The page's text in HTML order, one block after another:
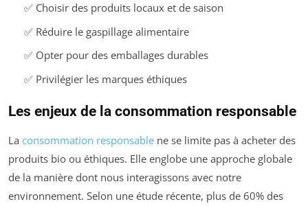
✅ Choisir des produits locaux et de saison
✅ Réduire le gaspillage alimentaire
✅ Opter pour des emballages durables
✅ Privilégier les marques éthiques
Les enjeux de la consommation responsable
La consommation responsable ne se limite pas à acheter des
produits bio ou éthiques. Elle englobe une approche globale
de la manière dont nous interagissons avec notre
environnement. Selon une étude récente, plus de 60% des